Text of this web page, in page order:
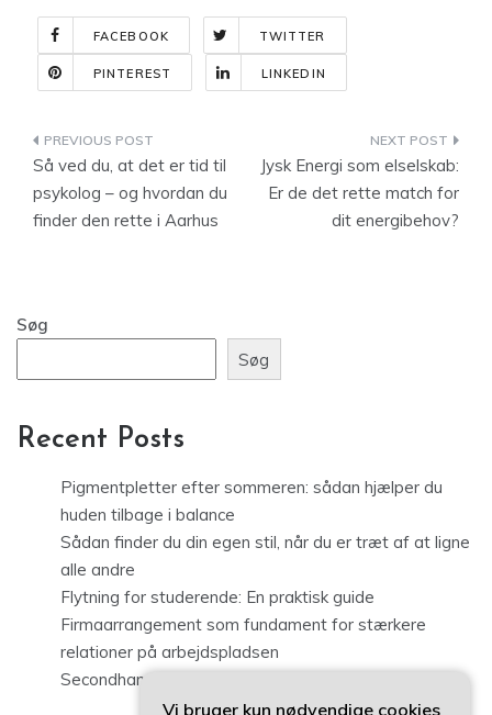
FACEBOOK TWITTER
PINTEREST LINKEDIN
Indlægsnavigation
Så ved du, at det er tid til
psykolog – og hvordan du
finder den rette i Aarhus
Jysk Energi som elselskab:
Er de det rette match for
dit energibehov?
Søg
Søg
Recent Posts
Pigmentpletter efter sommeren: sådan hjælper du
huden tilbage i balance
Sådan finder du din egen stil, når du er træt af at ligne
alle andre
Flytning for studerende: En praktisk guide
Firmaarrangement som fundament for stærkere
relationer på arbejdspladsen
Secondhand tøj i København: sådan finder du kvalitet
Vi bruger kun nødvendige cookies